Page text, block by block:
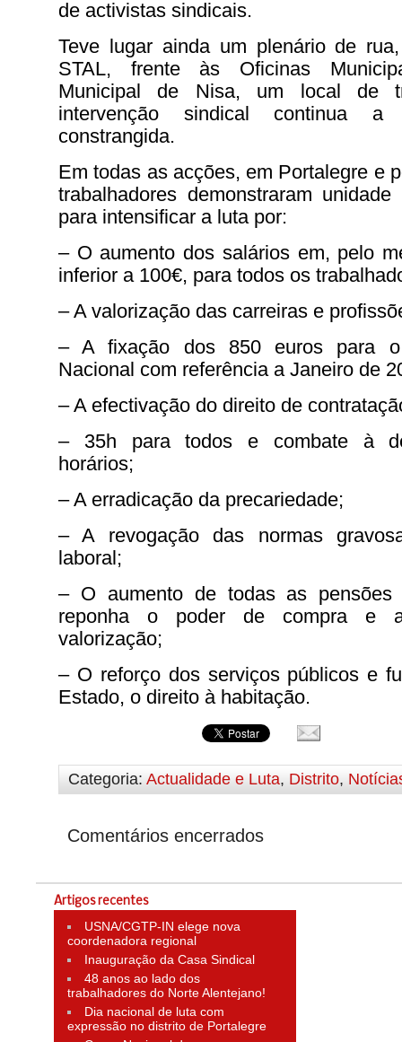
de activistas sindicais.
Teve lugar ainda um plenário de
STAL, frente às Oficinas
Municipal de Nisa, um local de
intervenção sindical continua a
constrangida.
Em todas as acções, em Portalegre e
trabalhadores demonstraram
para intensificar a luta por:
– O aumento dos salários em, pelo
inferior a 100€, para todos os
– A valorização das carreiras e
– A fixação dos 850 euros para o
Nacional com referência a Janeiro de
– A efectivação do direito de
– 35h para todos e combate à
horários;
– A erradicação da precariedade;
– A revogação das normas
laboral;
– O aumento de todas as pensões
reponha o poder de compra e
valorização;
– O reforço dos serviços públicos e
Estado, o direito à habitação.
Categoria: Actualidade e Luta, Distrito,
Comentários encerrados
Artigos recentes
USNA/CGTP-IN elege nova
coordenadora regional
Inauguração da Casa Sindical
48 anos ao lado dos
trabalhadores do Norte Alentejano!
Dia nacional de luta com
expressão no distrito de Portalegre